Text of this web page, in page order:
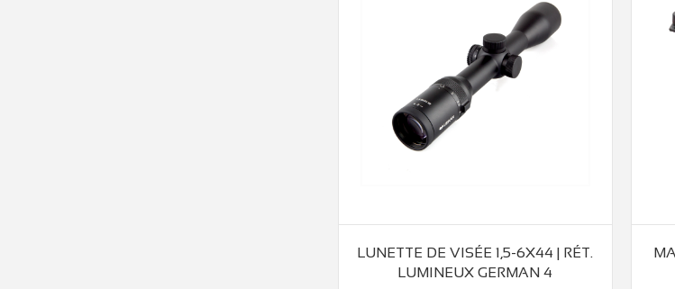
LUNETTE DE VISÉE 1,5-6X44 | RÉT.
LUMINEUX GERMAN 4